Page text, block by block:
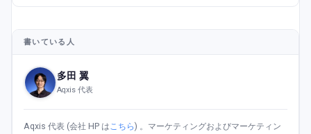
書いている人
多田 翼
Aqxis 代表
Aqxis 代表 (会社 HP は こちら) 。マーケティングおよびマーケティン